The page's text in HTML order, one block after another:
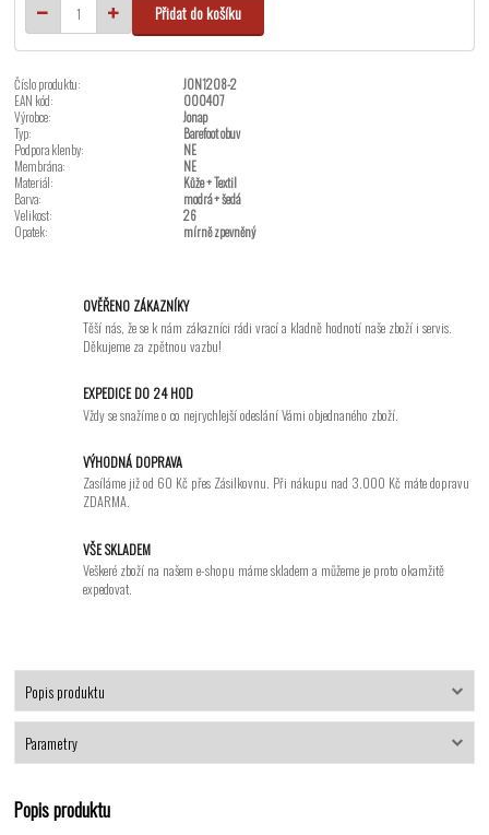
Přidat do košíku
Číslo produktu:
JON1208-2
EAN kód:
000407
Výrobce:
Jonap
Typ:
Barefoot obuv
Podpora klenby:
NE
Membrána:
NE
Materiál:
Kůže + Textil
Barva:
modrá + šedá
Velikost:
26
Opatek:
mírně zpevněný
OVĚŘENO ZÁKAZNÍKY
Těší nás, že se k nám zákazníci rádi vrací a kladně hodnotí naše zboží i servis.
Děkujeme za zpětnou vazbu!
EXPEDICE DO 24 HOD
Vždy se snažíme o co nejrychlejší odeslání Vámi objednaného zboží.
VÝHODNÁ DOPRAVA
Zasíláme již od 60 Kč přes Zásilkovnu. Při nákupu nad 3.000 Kč máte dopravu
ZDARMA.
VŠE SKLADEM
Veškeré zboží na našem e-shopu máme skladem a můžeme je proto okamžitě
expedovat.
Popis produktu
Parametry
Popis produktu